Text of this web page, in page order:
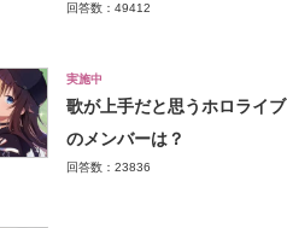
回答数：49412
実施中
歌が上手だと思うホロライブ
のメンバーは？
回答数：23836